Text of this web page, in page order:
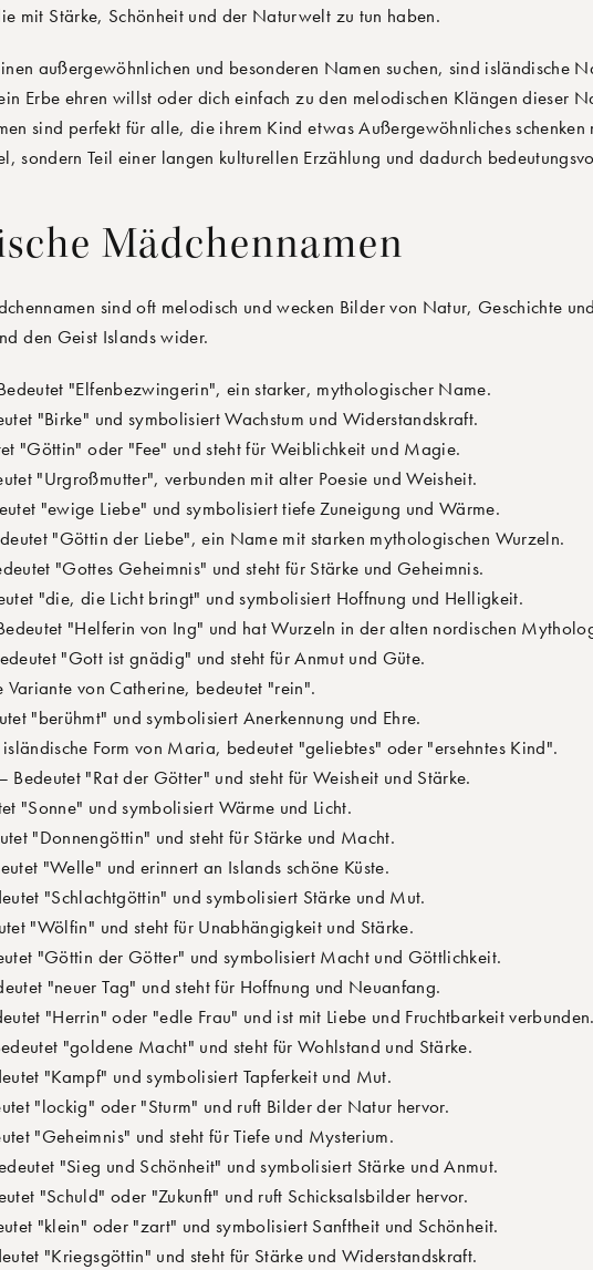
mit Stärke, Schönheit und der Naturwelt zu tun haben.
außergewöhnlichen und besonderen Namen suchen, sind isländische
Erbe ehren willst oder dich einfach zu den melodischen Klängen dieser
sind perfekt für alle, die ihrem Kind etwas Außergewöhnliches schenken
sondern Teil einer langen kulturellen Erzählung und dadurch
Mädchennamen
sind oft melodisch und wecken Bilder von Natur, Geschichte
den Geist Islands wider.
"Elfenbezwingerin", ein starker, mythologischer Name.
"Birke" und symbolisiert Wachstum und Widerstandskraft.
"Göttin" oder "Fee" und steht für Weiblichkeit und Magie.
"Urgroßmutter", verbunden mit alter Poesie und Weisheit.
"ewige Liebe" und symbolisiert tiefe Zuneigung und Wärme.
"Göttin der Liebe", ein Name mit starken mythologischen Wurzeln.
"Gottes Geheimnis" und steht für Stärke und Geheimnis.
"die, die Licht bringt" und symbolisiert Hoffnung und Helligkeit.
"Helferin von Ing" und hat Wurzeln in der alten nordischen
"Gott ist gnädig" und steht für Anmut und Güte.
Variante von Catherine, bedeutet "rein".
"berühmt" und symbolisiert Anerkennung und Ehre.
Form von Maria, bedeutet "geliebtes" oder "ersehntes Kind".
– Bedeutet "Rat der Götter" und steht für Weisheit und Stärke.
"Sonne" und symbolisiert Wärme und Licht.
"Donnengöttin" und steht für Stärke und Macht.
"Welle" und erinnert an Islands schöne Küste.
"Schlachtgöttin" und symbolisiert Stärke und Mut.
"Wölfin" und steht für Unabhängigkeit und Stärke.
"Göttin der Götter" und symbolisiert Macht und Göttlichkeit.
"neuer Tag" und steht für Hoffnung und Neuanfang.
"Herrin" oder "edle Frau" und ist mit Liebe und Fruchtbarkeit verbunden.
"goldene Macht" und steht für Wohlstand und Stärke.
"Kampf" und symbolisiert Tapferkeit und Mut.
"lockig" oder "Sturm" und ruft Bilder der Natur hervor.
"Geheimnis" und steht für Tiefe und Mysterium.
"Sieg und Schönheit" und symbolisiert Stärke und Anmut.
"Schuld" oder "Zukunft" und ruft Schicksalsbilder hervor.
"klein" oder "zart" und symbolisiert Sanftheit und Schönheit.
"Kriegsgöttin" und steht für Stärke und Widerstandskraft.